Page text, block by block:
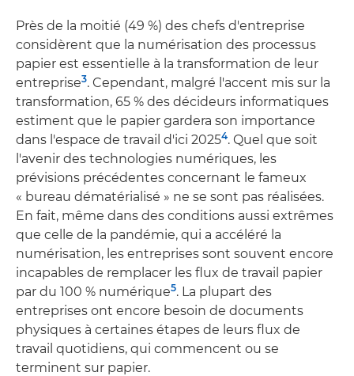
Près de la moitié (49 %) des chefs d'entreprise
considèrent que la numérisation des processus
papier est essentielle à la transformation de leur
entreprise3. Cependant, malgré l'accent mis sur la
transformation, 65 % des décideurs informatiques
estiment que le papier gardera son importance
dans l'espace de travail d'ici 20254. Quel que soit
l'avenir des technologies numériques, les
prévisions précédentes concernant le fameux
« bureau dématérialisé » ne se sont pas réalisées.
En fait, même dans des conditions aussi extrêmes
que celle de la pandémie, qui a accéléré la
numérisation, les entreprises sont souvent encore
incapables de remplacer les flux de travail papier
par du 100 % numérique5. La plupart des
entreprises ont encore besoin de documents
physiques à certaines étapes de leurs flux de
travail quotidiens, qui commencent ou se
terminent sur papier.